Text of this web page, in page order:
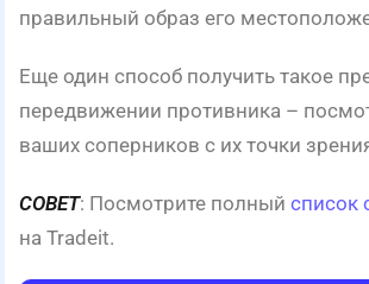
правильный образ его
Еще один способ получить такое
передвижении противника –
ваших соперников с их точки
СОВЕТ: Посмотрите полный список
на Tradeit.